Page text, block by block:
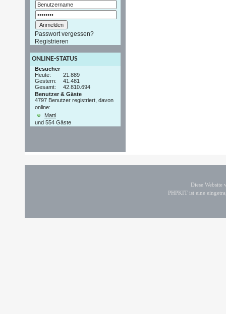
Passwort vergessen?
Registrieren
ONLINE-STATUS
Besucher
Heute:
21.889
Gestern:
41.481
Gesamt:
42.810.694
Benutzer & Gäste
4797 Benutzer registriert, davon
online:
Matti
und 554 Gäste
Diese
PHPKIT ist eine